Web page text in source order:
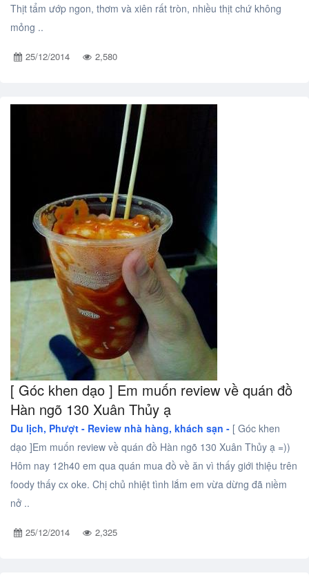
Thịt tẩm ướp ngon, thơm và xiên rất tròn, nhiều thịt chứ không
mỏng ..
25/12/2014 2,580
[ Góc khen dạo ] Em muốn review về quán đồ
Hàn ngõ 130 Xuân Thủy ạ
Du lịch, Phượt - Review nhà hàng, khách sạn - [ Góc khen
dạo ]Em muốn review về quán đồ Hàn ngõ 130 Xuân Thủy ạ =))
Hôm nay 12h40 em qua quán mua đồ về ăn vì thấy giới thiệu trên
foody thấy cx oke. Chị chủ nhiệt tình lắm em vừa dừng đã niềm
nở ..
25/12/2014 2,325